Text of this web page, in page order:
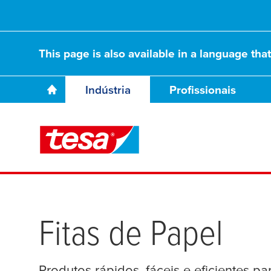
This page is also available in a language
Indústria Profissionais
Fitas de Papel